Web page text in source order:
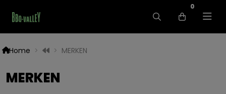
0
Home MERKEN
MERKEN